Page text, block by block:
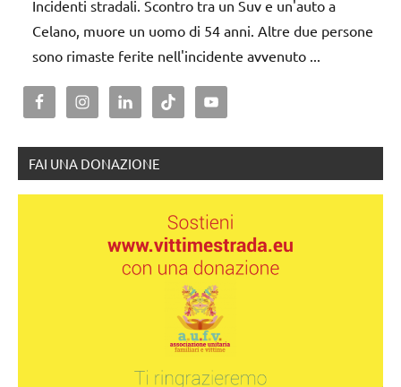
Incidenti stradali. Scontro tra un Suv e un'auto a
Celano, muore un uomo di 54 anni. Altre due persone
sono rimaste ferite nell'incidente avvenuto ...
FAI UNA DONAZIONE